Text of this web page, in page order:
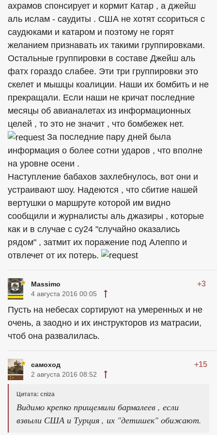
ахрамов спонсирует и кормит Катар , а джейш
аль ислам - саудиты . США не хотят ссориться с
саудюками и катаром и поэтому не горят
желанием признавать их такими группировками.
Остальные группировки в составе Джейш аль
фатх гораздо слабее. Эти три группировки это
скелет и мышцы коалиции. Наши их бомбить и не
прекращали. Если наши не кричат последние
месяцы об авианалетах из информационных
целей , то это не значит , что бомбежек нет.
За последние пару дней была
информация о более сотни ударов , что вполне
на уровне осени .
Наступление бабахов захлебнулось, вот они и
устраивают шоу. Надеются , что сбитие нашей
вертушки о маршруте которой им видно
сообщили и журналисты аль джазиры , которые
как и в случае с су24 "случайно оказались
рядом" , затмит их поражение под Алеппо и
отвлечет от их потерь.
Massimo +3
4 августа 2016 00:05
Пусть на небесах сортируют на умеренных и не
очень, а заодно и их инструкторов из матрасии,
чтоб она развалилась.
самоход +15
2 августа 2016 08:52
Цитата: cniza
Видимо крепко прищемили бармалеев , если
взвыли США и Турция , их "детишек" обижают.